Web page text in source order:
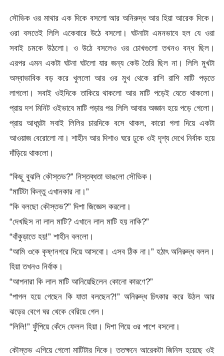
সৌভিক ওর মাথার এক দিকে বসলো আর অনিরুদ্ধ আর হিয়া আরেক দিকে।
ওরা বসতেই লিলি একেবারে উঠে বসলো। ঘটনাটা এমনভাবে হল যে ওরা
সবাই চমকে উঠলো। ও উঠে বসলেও ওর চোখগুলো তখনও বন্ধ ছিল।
এরপর এমন একটা ঘটনা ঘটলো যার জন্য কেউ তৈরি ছিল না। লিলি মুখটা
অস্বাভাবিক বড় করে খুললো আর ওর মুখ থেকে রাশি রাশি মাটি পড়তে
লাগলো। সবাই ওইদিকে তাকিয়ে থাকলো আর মাটি পড়েই যেতে থাকলো।
প্রায় দশ মিনিট ওইভাবে মাটি পড়ার পর লিলি আবার অজ্ঞান হয়ে পড়ে গেলো।
প্রায় আধঘন্টা সবাই লিলির চারদিকে বসে থাকল, কারো গলা দিয়ে একটা
আওয়াজ বেরোলো না। শাহীন আর দিশাও ঘরে ঢুকে ওই দৃশ্য দেখে নির্বাক হয়ে
দাঁড়িয়ে থাকলো।
“কিছু বুঝলি কৌস্তভ?” নিস্তব্ধতা ভাঙলো সৌভিক।
“মাটিটা কিন্তু এখানকার না।”
“কি বলছো কৌস্তভ?” দিশা জিজ্ঞেস করলো।
“দেখছিস না লাল মাটি? এখানে লাল মাটি হয় নাকি?”
“বাঁকুড়াতে হয়!” শাহীন বললো।
“আমি ওকে কৃষ্ণনগরে দিয়ে আসবো। এসব ঠিক না।” হঠাৎ অনিরুদ্ধ বলল।
হিয়া তখনও নির্বাক।
“আপনারা কি লাল মাটি আনিয়েছিলেন কোনো কারণে?”
“পাগল হয়ে গেছেন কি যাতা বলছেন?!” অনিরুদ্ধ চিৎকার করে উঠল আর
ঝড়ের বেগে ঘর থেকে বেরিয়ে গেল।
“লিলি!” ফুঁপিয়ে কেঁদে ফেলল হিয়া। দিশা গিয়ে ওর পাশে বসলো।
কৌস্তভ এগিয়ে গেলো মাটিটার দিকে। ততক্ষনে আরেকটা জিনিস হয়েছে ওই